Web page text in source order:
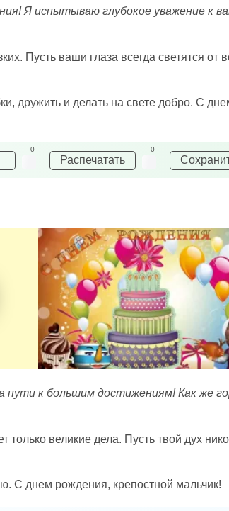
Я испытываю глубокое уважение к
Пусть ваши глаза всегда светятся от
дружить и делать на свете добро. С
0
Распечатать
0
пути к большим достижениям! Как же
великие дела. Пусть твой дух
С днем рождения, крепостной мальчик!